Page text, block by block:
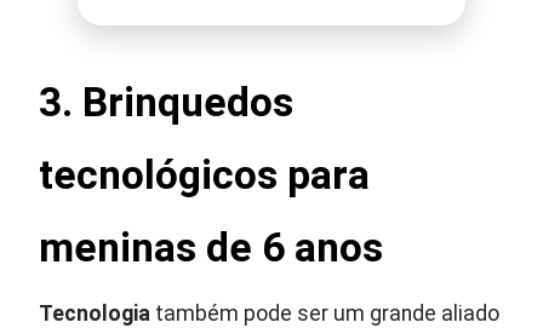
3. Brinquedos
tecnológicos para
meninas de 6 anos
Tecnologia também pode ser um grande aliado